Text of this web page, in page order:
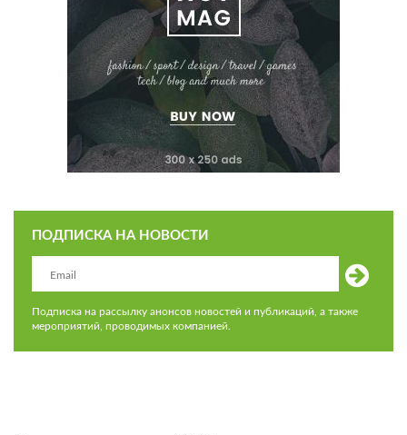
ПОДПИСКА НА НОВОСТИ
Подписка на рассылку анонсов новостей и публикаций, а также
мероприятий, проводимых компанией.